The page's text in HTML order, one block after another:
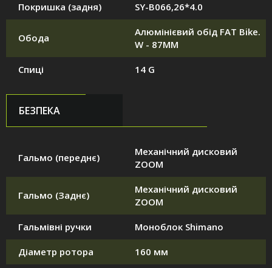
Покришка (задня) SY-B066,26*4.0
Обода
Алюмінієвий обід FAT Bike.
W - 87MM
Спиці 14 G
БЕЗПЕКА
Гальмо (переднє)
Механічний дисковий
ZOOM
Гальмо (Заднє)
Механічний дисковий
ZOOM
Гальмівні ручки Моноблок Shimano
Діаметр ротора 160 мм